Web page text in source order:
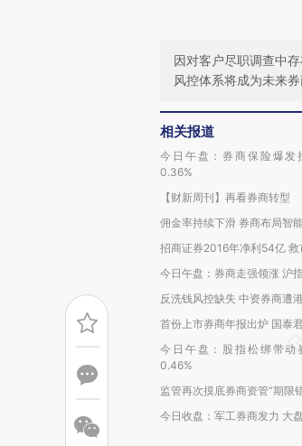
因对客户尽职调查中
风控体系将成为未来
相关报道
今日午盘：券商保险爆发
0.36%
【财新周刊】再看券商转型
佣金率持续下滑 券商布局智
招商证券2016年净利54亿 救
今日午盘：券商走强领涨 沪
反洗钱风控缺失 中资券商遭
首份上市券商年报出炉 国泰
今日午盘：股指松绑带动
0.46%
监管再次摸底券商资管“期限
今日收盘：军工券商发力 大